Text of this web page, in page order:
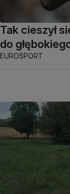
Tak cieszył
do
EUROSPORT